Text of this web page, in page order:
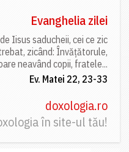
Evanghelia zilei
Iisus saducheii, cei ce zic
zicând: Învățătorule,
neavând copii, fratele...
Ev. Matei 22, 23-33
doxologia.ro
în site-ul tău!